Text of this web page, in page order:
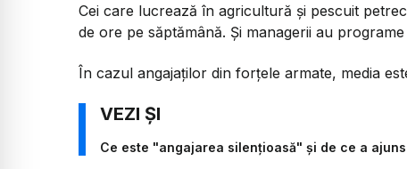
Cei care lucrează în agricultură și pescuit
de ore pe săptămână. Și managerii au
În cazul angajaților din forțele armate, media
Ce este "angajarea silențioasă" și de ce a